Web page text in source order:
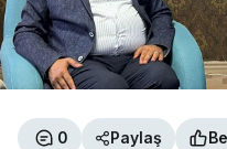
0 Paylaş